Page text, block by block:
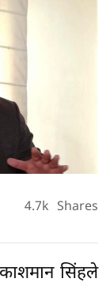
4.7k Shares
सिंहले